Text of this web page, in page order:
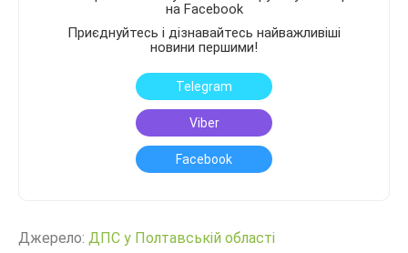
на Facebook
Приєднуйтесь і дізнавайтесь найважливіші
новини першими!
Telegram
Viber
Facebook
Джерело: ДПС у Полтавській області